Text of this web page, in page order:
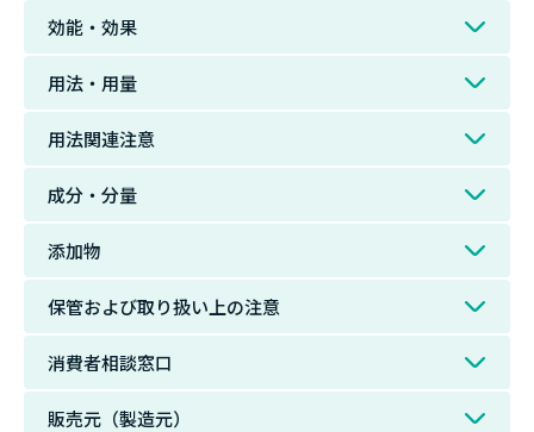
効能・効果
用法・用量
用法関連注意
成分・分量
添加物
保管および取り扱い上の注意
消費者相談窓口
販売元（製造元）